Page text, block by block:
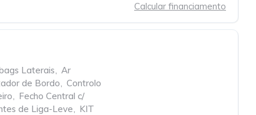
Calcular financiamento
Laterais, Ar
de Bordo, Controlo
, Fecho Central c/
de Liga-Leve, KIT